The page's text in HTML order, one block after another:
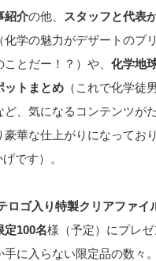
紹介の他、
スタッフと代表
（化学の魅力がデザートのプ
とだー！？）や、 化学地
ットまとめ （これで化学徒
、気になるコンテンツがた
豪華な仕上がりになってお
です）。
ロゴ入り特製クリアファイ
定100名様（予定）にプレゼ
に入らない限定品の数々